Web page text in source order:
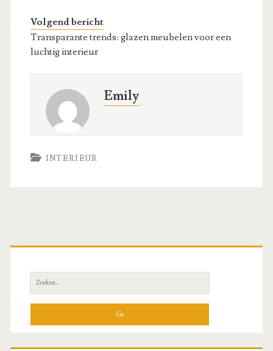
Volgend bericht
Transparante trends: glazen meubelen voor een
luchtig interieur
Emily
INTERIEUR
Primaire
zijbalk
Zoeken
naar: